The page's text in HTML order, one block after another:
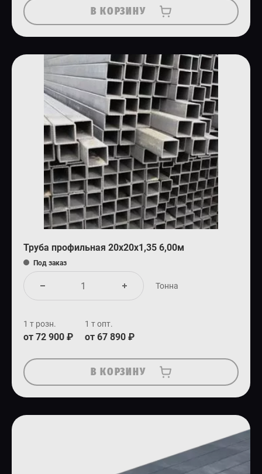
В КОРЗИНУ
Труба профильная 20х20х1,35 6,00м
Под заказ
Тонна
1 т розн.
от 72 900 ₽
1 т опт.
от 67 890 ₽
В КОРЗИНУ